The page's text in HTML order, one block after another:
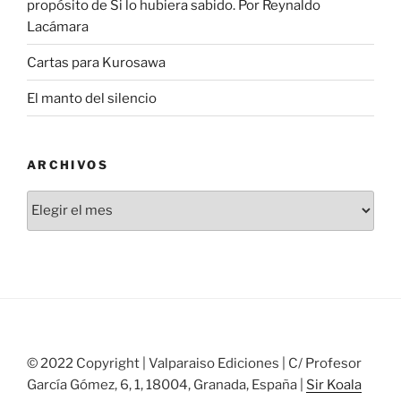
propósito de Si lo hubiera sabido. Por Reynaldo
Lacámara
Cartas para Kurosawa
El manto del silencio
ARCHIVOS
© 2022 Copyright | Valparaiso Ediciones | C/ Profesor
García Gómez, 6, 1, 18004, Granada, España | Sir Koala